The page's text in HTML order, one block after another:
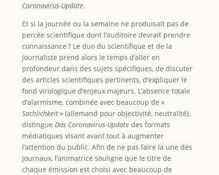
Coronavirus-Update.
Et si la journée ou la semaine ne produisait pas de
percée scientifique dont l’auditoire devrait prendre
connaissance ? Le duo du scientifique et de la
journaliste prend alors le temps d’aller en
profondeur dans des sujets spécifiques, de discuter
des articles scientifiques pertinents, d’expliquer le
fond virologique d’enjeux majeurs. L’absence totale
d’alarmisme, combinée avec beaucoup de «
Sachlichkeit» (allemand pour objectivité, neutralité),
distingue Das Coronavirus-Update des formats
médiatiques visant avant tout à augmenter
l’attention du public. Afin de ne pas faire la une des
journaux, l’animatrice souligne que le titre de
chaque émission est choisi avec beaucoup de